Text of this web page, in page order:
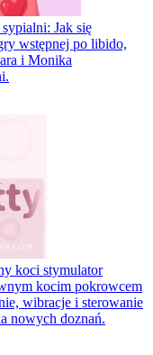
Jak się
wstępnej po libido,
i Monika
koci stymulator
kocim pokrowcem
wibracje i sterowanie
nowych doznań.